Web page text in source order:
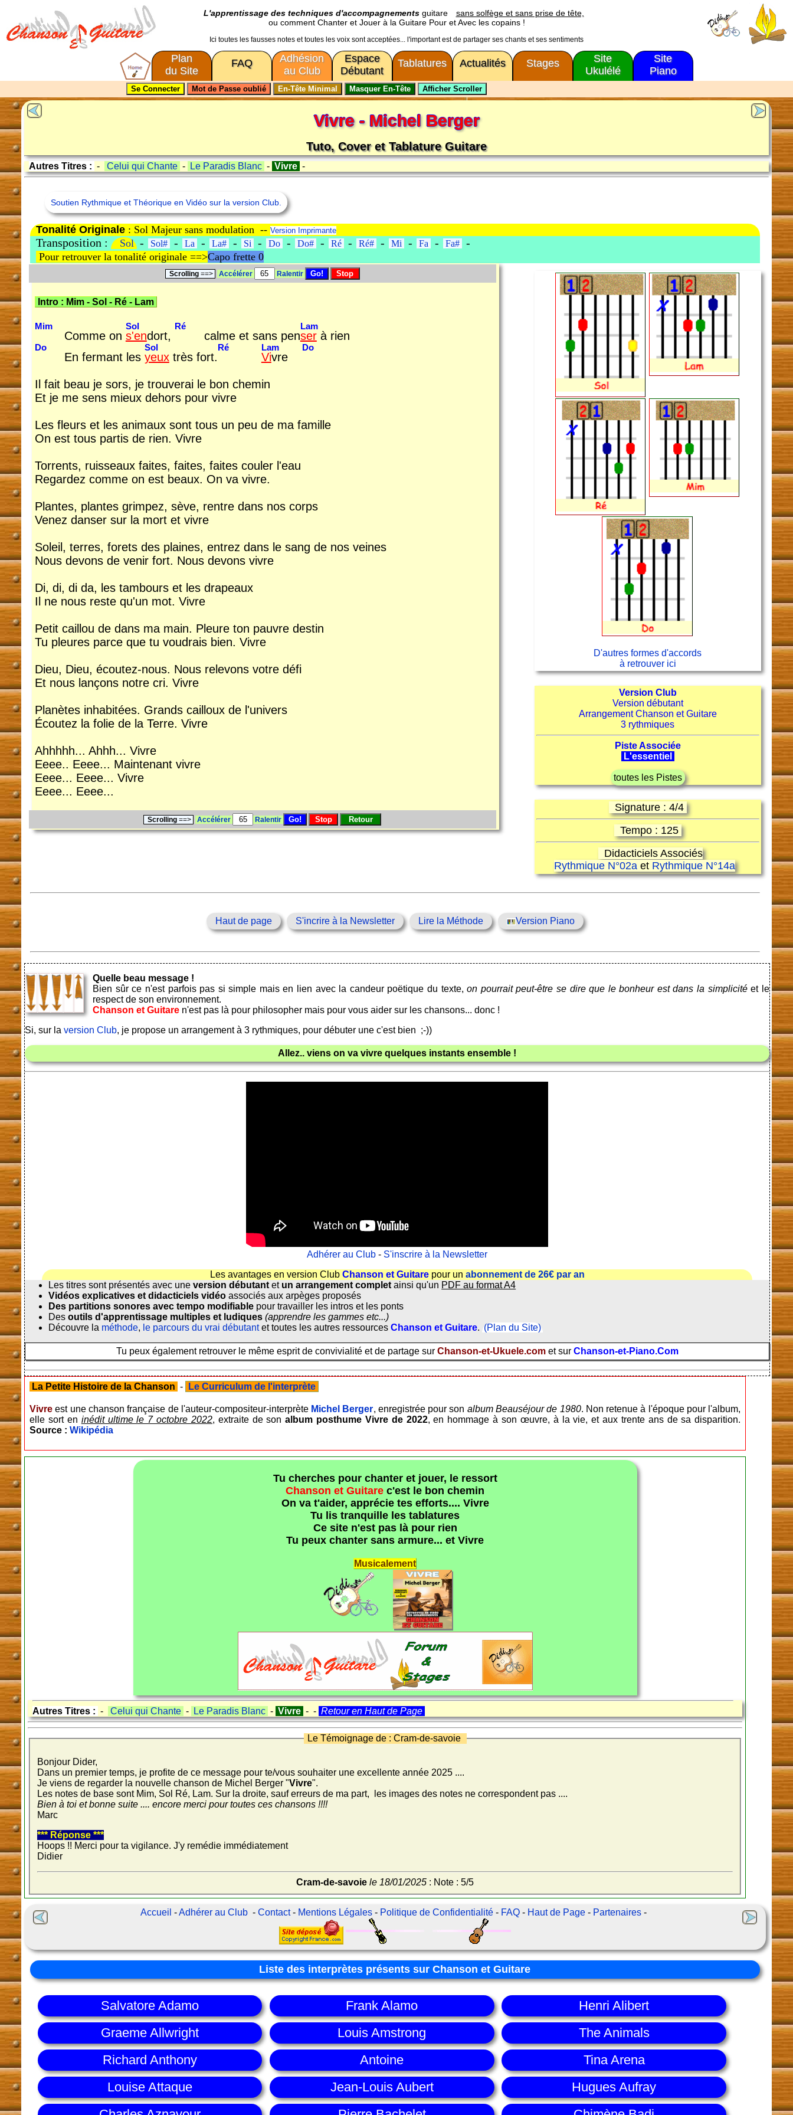
L'apprentissage des techniques d'accompagnementsguitare
sans solfège et sans prise de tête,
ou comment Chanter et Jouer à la Guitare Pour et Avec les copains !
Ici toutes les fausses notes et toutes les voix sont acceptées... l'important est de partager ses chants et ses sentiments
Plan
du Site
FAQ
Adhésion
au Club
Espace
Débutant
Tablatures Actualités Stages
Site
Ukulélé
Site
Piano
Vivre - Michel Berger
Tuto, Cover et Tablature Guitare
Autres Titres : - Celui qui Chante - Le Paradis Blanc - Vivre -
Soutien Rythmique et Théorique en Vidéo sur la version Club.
Tonalité Originale : Sol Majeur sans modulation --Version Imprimante
Transposition : Sol - Sol# - La - La# - Si - Do - Do# - Ré - Ré# - Mi - Fa - Fa# -
Pour retrouver la tonalité originale ==>Capo frette 0
Scrolling ==> Accélérer Ralentir
Intro : Mim- Sol - Ré- Lam
Mim
Comme on
Sol
s'endort,
Ré
calme et sans pen
Lam
serà rien
Do
En fermant les
Sol
yeuxtrès fort.
Ré Lam
Vivre
Do
Il fait beau je sors, je trouverai le bon chemin
Et je me sens mieux dehors pour vivre
Les fleurs et les animaux sont tous un peu de ma famille
On est tous partis de rien. Vivre
Torrents, ruisseaux faites, faites, faites couler l'eau
Regardez comme on est beaux. On va vivre.
Plantes, plantes grimpez, sève, rentre dans nos corps
Venez danser sur la mort et vivre
Soleil, terres, forets des plaines, entrez dans le sang de nos veines
Nous devons de venir fort. Nous devons vivre
Di, di, di da, les tambours et les drapeaux
Il ne nous reste qu'un mot. Vivre
Petit caillou de dans ma main. Pleure ton pauvre destin
Tu pleures parce que tu voudrais bien. Vivre
Dieu, Dieu, écoutez-nous. Nous relevons votre défi
Et nous lançons notre cri. Vivre
Planètes inhabitées. Grands cailloux de l'univers
Écoutez la folie de la Terre. Vivre
Ahhhhh... Ahhh... Vivre
Eeee.. Eeee... Maintenant vivre
Eeee... Eeee... Vivre
Eeee... Eeee...
Scrolling==> Accélérer Ralentir
D'autres formes d'accords
à retrouver ici
Version Club
Version débutant
Arrangement Chanson et Guitare
3 rythmiques
Piste Associée
L'essentiel
toutes les Pistes
Signature : 4/4
Tempo : 125
Didacticiels Associés
Rythmique N°02a et Rythmique N°14a
Haut de page S'incrire à la Newsletter Lire la Méthode Version Piano
Quelle beau message !
Bien sûr ce n'est parfois pas si simple mais en lien avec la candeur poëtique du texte,on pourrait peut-être se dire que le bonheur est dans la simplicitéet le
respect de son environnement.
Chanson et Guitare n'est pas là pour philosopher mais pour vous aider sur les chansons... donc !
Si, sur laversion Club, je propose un arrangement à 3 rythmiques, pour débuter une c'est bien ;-))
Allez.. viens on va vivre quelques instants ensemble !
Adhérer au Club - S'inscrire à la Newsletter
Les avantages en version Club Chanson et Guitarepour un abonnement de 26€ par an
Les titres sont présentés avec uneversion débutant et un arrangement complet ainsi qu'un PDF au format A4
Vidéos explicatives et didacticiels vidéo associés aux arpèges proposés
Des partitions sonores avec tempo modifiable pour travailler les intros et les ponts
Desoutils d'apprentissage multiples et ludiques (apprendre les gammes etc...)
Découvre la méthode, le parcours du vrai débutantet toutes les autres ressourcesChanson et Guitare. (Plan du Site)
Tu peux également retrouver le même esprit de convivialité et de partage sur Chanson-et-Ukuele.comet sur Chanson-et-Piano.Com
La Petite Histoire de la Chanson - Le Curriculum de l'interprète
Vivre est une chanson française de l'auteur-compositeur-interprète Michel Berger, enregistrée pour son album Beauséjour de 1980. Non retenue à l'époque pour l'album,
elle sort en inédit ultime le 7 octobre 2022, extraite de sonalbum posthume Vivre de 2022, en hommage à son œuvre, à la vie, et aux trente ans de sa disparition.
Source :Wikipédia
Tu cherches pour chanter et jouer, le ressort
Chanson et Guitare c'est le bon chemin
On va t'aider, apprécie tes efforts.... Vivre
Tu lis tranquille les tablatures
Ce site n'est pas là pour rien
Tu peux chanter sans armure... et Vivre
Musicalement
Autres Titres : - Celui qui Chante - Le Paradis Blanc - Vivre - - Retour en Haut de Page
Le Témoignage de : Cram-de-savoie
Bonjour Dider,
Dans un premier temps, je profite de ce message pour te/vous souhaiter une excellente année 2025 ....
Je viens de regarder la nouvelle chanson de Michel Berger "Vivre".
Les notes de base sont Mim, Sol Ré, Lam. Sur la droite, sauf erreurs de ma part, les images des notes ne correspondent pas ....
Bien à toi et bonne suite .... encore merci pour toutes ces chansons !!!!
Marc
*** Réponse ***
Hoops !! Merci pour ta vigilance. J'y remédie immédiatement
Didier
Cram-de-savoie le 18/01/2025 : Note : 5/5
Accueil -Adhérer au Club -Contact- Mentions Légales - Politique de Confidentialité - FAQ - Haut de Page - Partenaires -
Liste des interprètes présents sur Chanson et Guitare
Salvatore Adamo Frank Alamo
Henri Alibert
Graeme Allwright
Louis Amstrong
The Animals
Richard Anthony
Antoine
Tina Arena
Louise Attaque
Jean-Louis Aubert
Hugues Aufray